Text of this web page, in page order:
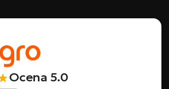
Ocena 5.0